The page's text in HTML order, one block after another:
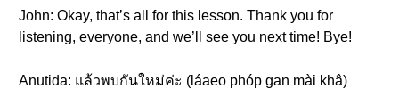
John: Okay, that’s all for this lesson. Thank you for
listening, everyone, and we’ll see you next time! Bye!
Anutida: แล้วพบกันใหม่ค่ะ (láaeo phóp gan mài khâ)